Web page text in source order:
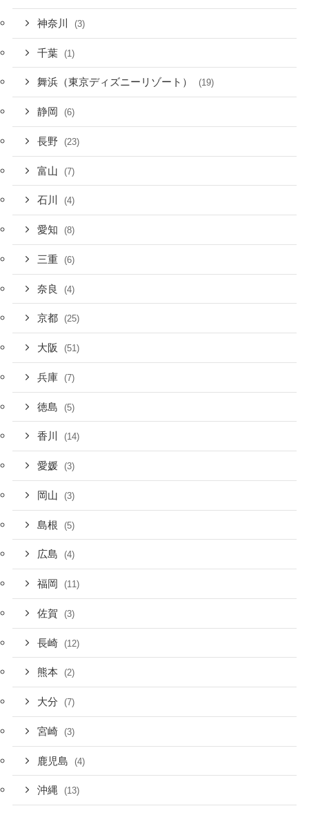
神奈川 (3)
千葉 (1)
舞浜（東京ディズニーリゾート） (19)
静岡 (6)
長野 (23)
富山 (7)
石川 (4)
愛知 (8)
三重 (6)
奈良 (4)
京都 (25)
大阪 (51)
兵庫 (7)
徳島 (5)
香川 (14)
愛媛 (3)
岡山 (3)
島根 (5)
広島 (4)
福岡 (11)
佐賀 (3)
長崎 (12)
熊本 (2)
大分 (7)
宮崎 (3)
鹿児島 (4)
沖縄 (13)